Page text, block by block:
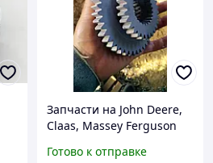
Запчасти на John Deere,
Claas, Massey Ferguson
производство)
Готово к отправке